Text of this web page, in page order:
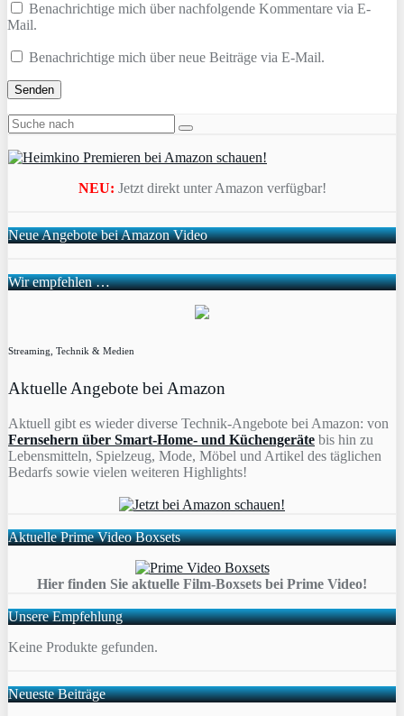
Benachrichtige mich über nachfolgende Kommentare via E-
Mail.
Benachrichtige mich über neue Beiträge via E-Mail.
NEU: Jetzt direkt unter Amazon verfügbar!
Neue Angebote bei Amazon Video
Wir empfehlen …
Streaming, Technik & Medien
Aktuelle Angebote bei Amazon
Aktuell gibt es wieder diverse Technik-Angebote bei Amazon: von
Fernsehern über Smart-Home- und Küchengeräte bis hin zu
Lebensmitteln, Spielzeug, Mode, Möbel und Artikel des täglichen
Bedarfs sowie vielen weiteren Highlights!
Aktuelle Prime Video Boxsets
Hier finden Sie aktuelle Film-Boxsets bei Prime Video!
Unsere Empfehlung
Keine Produkte gefunden.
Neueste Beiträge